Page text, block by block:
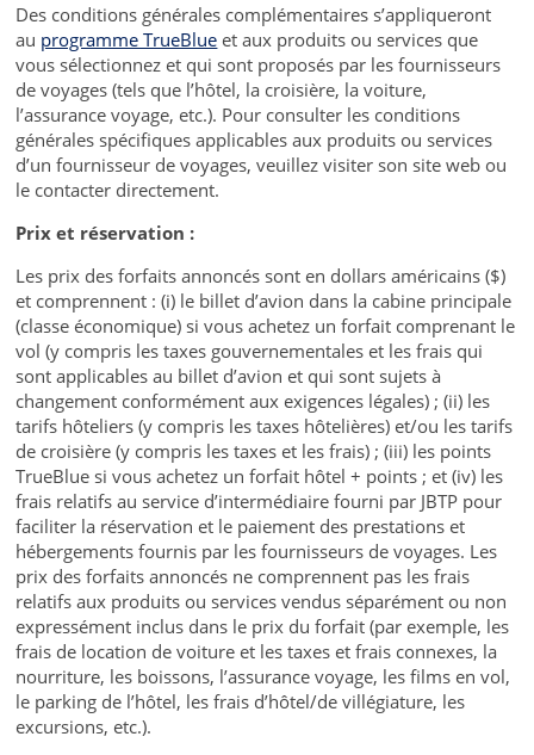
Des conditions générales complémentaires s’appliqueront
au programme TrueBlue et aux produits ou services que
vous sélectionnez et qui sont proposés par les fournisseurs
de voyages (tels que l’hôtel, la croisière, la voiture,
l’assurance voyage, etc.). Pour consulter les conditions
générales spécifiques applicables aux produits ou services
d’un fournisseur de voyages, veuillez visiter son site web ou
le contacter directement.
Prix et réservation :
Les prix des forfaits annoncés sont en dollars américains ($)
et comprennent : (i) le billet d’avion dans la cabine principale
(classe économique) si vous achetez un forfait comprenant le
vol (y compris les taxes gouvernementales et les frais qui
sont applicables au billet d’avion et qui sont sujets à
changement conformément aux exigences légales) ; (ii) les
tarifs hôteliers (y compris les taxes hôtelières) et/ou les tarifs
de croisière (y compris les taxes et les frais) ; (iii) les points
TrueBlue si vous achetez un forfait hôtel + points ; et (iv) les
frais relatifs au service d’intermédiaire fourni par JBTP pour
faciliter la réservation et le paiement des prestations et
hébergements fournis par les fournisseurs de voyages. Les
prix des forfaits annoncés ne comprennent pas les frais
relatifs aux produits ou services vendus séparément ou non
expressément inclus dans le prix du forfait (par exemple, les
frais de location de voiture et les taxes et frais connexes, la
nourriture, les boissons, l’assurance voyage, les films en vol,
le parking de l’hôtel, les frais d’hôtel/de villégiature, les
excursions, etc.).